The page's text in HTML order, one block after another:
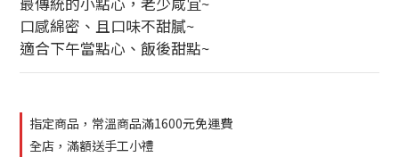
口感綿密、且口味不甜膩~
適合下午當點心、飯後甜點~
指定商品，常溫商品滿1600元免運費
全店，滿額送手工小禮